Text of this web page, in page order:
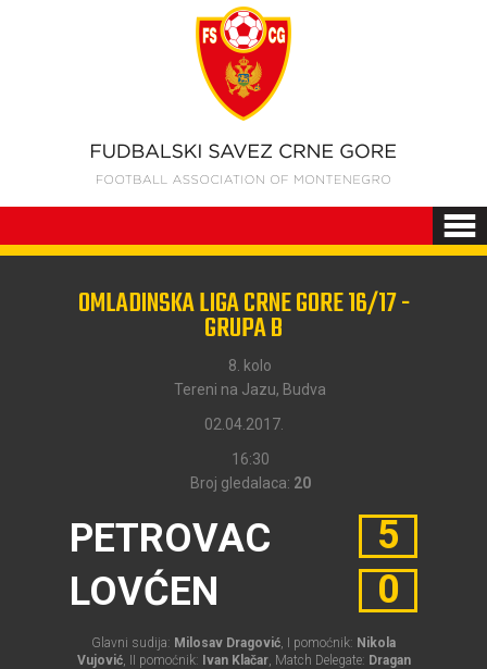
OMLADINSKA LIGA CRNE GORE 16/17 -
GRUPA B
8. kolo
Tereni na Jazu, Budva
02.04.2017.
16:30
Broj gledalaca: 20
PETROVAC
LOVĆEN
5
0
Glavni sudija: Milosav Dragović, I pomoćnik: Nikola
Vujović, II pomoćnik: Ivan Klačar, Match Delegate: Dragan